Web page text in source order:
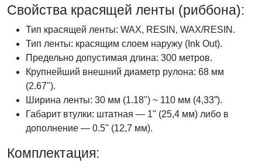
Свойства красящей ленты (риббона):
Тип красящей ленты: WAX, RESIN, WAX/RESIN.
Тип ленты: красящим слоем наружу (Ink Out).
Предельно допустимая длина: 300 метров.
Крупнейший внешний диаметр рулона: 68 мм
(2.67").
Ширина ленты: 30 мм (1.18") ~ 110 мм (4,33”).
Габарит втулки: штатная — 1" (25,4 мм) либо в
дополнение — 0.5" (12,7 мм).
Комплектация: